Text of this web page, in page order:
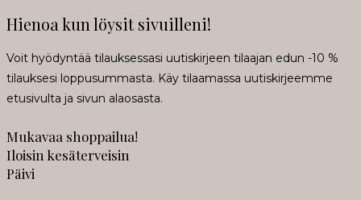
Hienoa kun löysit sivuilleni!
Voit hyödyntää tilauksessasi uutiskirjeen tilaajan edun -10 %
tilauksesi loppusummasta. Käy tilaamassa uutiskirjeemme
etusivulta ja sivun alaosasta.
Mukavaa shoppailua!
Iloisin kesäterveisin
Päivi